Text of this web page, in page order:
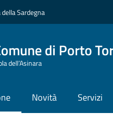
Sardegna
di Porto
dell’Asinara
Novità Servizi